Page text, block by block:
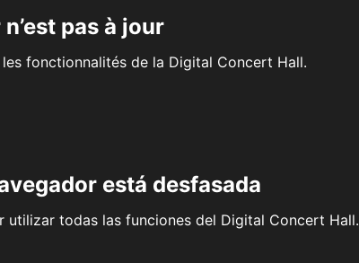
pas à jour
fonctionnalités de la Digital Concert Hall.
está desfasada
todas las funciones del Digital Concert Hall.